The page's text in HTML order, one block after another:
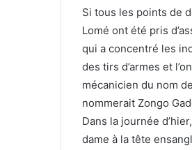
Si tous les points de
Lomé ont été pris
qui a concentré les
des tirs d’armes et
mécanicien du nom
nommerait Zongo
Dans la journée
dame à la tête